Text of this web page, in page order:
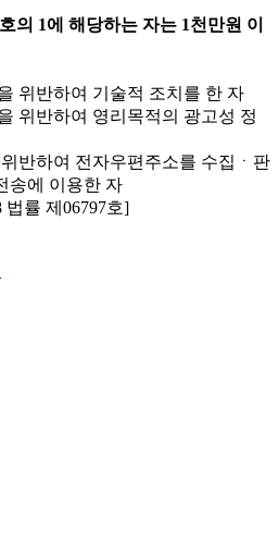
의 1에 해당하는 자는 1천만원 이
위반하여 기술적 조치를 한 자
위반하여 영리목적의 광고성 정
반하여 전자우편주소를 수집ㆍ판
송에 이용한 자
법률 제06797호]